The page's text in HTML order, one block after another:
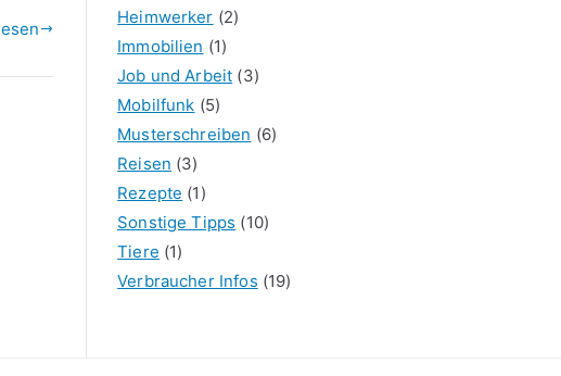
Heimwerker (2)
Immobilien (1)
Job und Arbeit (3)
Mobilfunk (5)
Musterschreiben (6)
Reisen (3)
Rezepte (1)
Sonstige Tipps (10)
Tiere (1)
Verbraucher Infos (19)